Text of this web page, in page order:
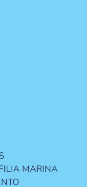
MARINA